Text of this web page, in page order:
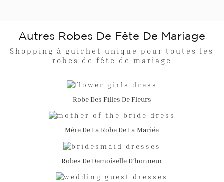
Autres Robes De Fête De Mariage
Shopping à guichet unique pour toutes les
robes de fête de mariage
Robe Des Filles De Fleurs
Mère De La Robe De La Mariée
Robes De Demoiselle D'honneur